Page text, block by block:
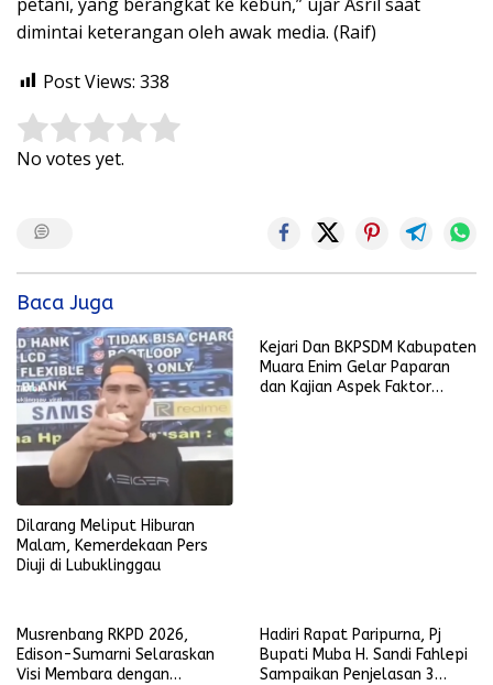
dimintai keterangan oleh awak media. (Raif)
Post Views: 338
Rate this item:
No votes yet.
Baca Juga
Dilarang Meliput Hiburan
Malam, Kemerdekaan Pers
Diuji di Lubuklinggau
Kejari Dan BKPSDM Kabupaten
Muara Enim Gelar Paparan
dan Kajian Aspek Faktor
Musrenbang RKPD 2026,
Edison-Sumarni Selaraskan
Visi Membara dengan
Hadiri Rapat Paripurna, Pj
Bupati Muba H. Sandi Fahlepi
Sampaikan Penjelasan 3